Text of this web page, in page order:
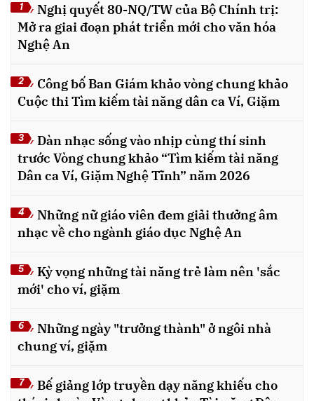
1
Nghị quyết 80-NQ/TW của Bộ Chính trị:
Mở ra giai đoạn phát triển mới cho văn hóa
Nghệ An
2
Công bố Ban Giám khảo vòng chung khảo
Cuộc thi Tìm kiếm tài năng dân ca Ví, Giặm
3
Dàn nhạc sống vào nhịp cùng thí sinh
trước Vòng chung khảo “Tìm kiếm tài năng
Dân ca Ví, Giặm Nghệ Tĩnh” năm 2026
4
Những nữ giáo viên đem giải thưởng âm
nhạc về cho ngành giáo dục Nghệ An
5
Kỳ vọng những tài năng trẻ làm nên 'sắc
mới' cho ví, giặm
6
Những ngày "trưởng thành" ở ngôi nhà
chung ví, giặm
7
Bế giảng lớp truyền dạy năng khiếu cho